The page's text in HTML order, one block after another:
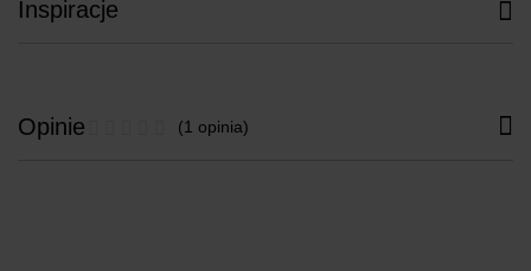
Inspiracje
Opinie (1 opinia)